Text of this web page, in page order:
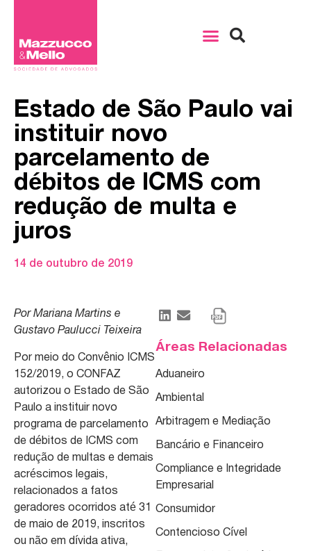
Estado de São Paulo vai
instituir novo
parcelamento de
débitos de ICMS com
redução de multa e
juros
14 de outubro de 2019
Por Mariana Martins e
Gustavo Paulucci Teixeira
Por meio do Convênio ICMS
152/2019, o CONFAZ
autorizou o Estado de São
Paulo a instituir novo
programa de parcelamento
de débitos de ICMS com
redução de multas e demais
acréscimos legais,
relacionados a fatos
geradores ocorridos até 31
de maio de 2019, inscritos
ou não em dívida ativa,
Áreas Relacionadas
Aduaneiro
Ambiental
Arbitragem e Mediação
Bancário e Financeiro
Compliance e Integridade
Empresarial
Consumidor
Contencioso Cível